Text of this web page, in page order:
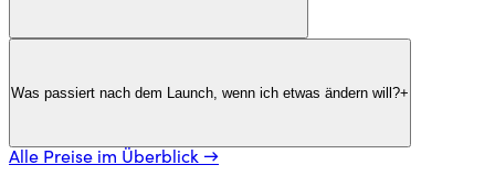
Was passiert nach dem Launch, wenn ich etwas ändern will?+
Alle Preise im Überblick →